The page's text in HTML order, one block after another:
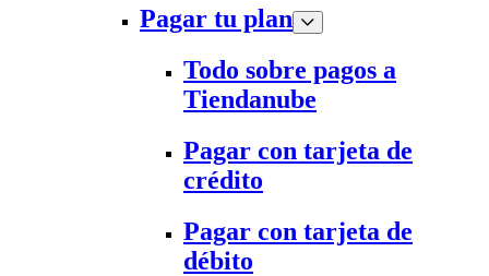
Pagar tu plan
Todo sobre pagos a
Tiendanube
Pagar con tarjeta de
crédito
Pagar con tarjeta de
débito